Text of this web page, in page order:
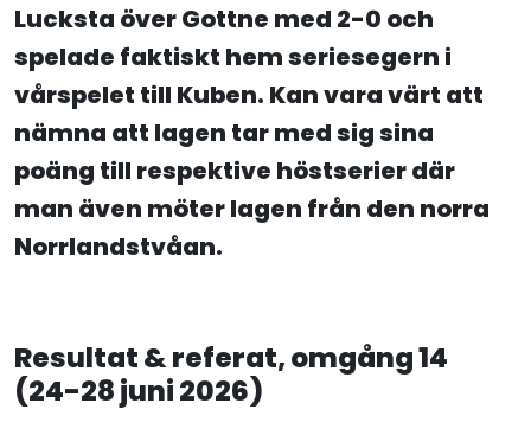
Lucksta över Gottne med 2-0 och
spelade faktiskt hem seriesegern i
vårspelet till Kuben. Kan vara värt att
nämna att lagen tar med sig sina
poäng till respektive höstserier där
man även möter lagen från den norra
Norrlandstvåan.
Resultat & referat, omgång 14
(24-28 juni 2026)